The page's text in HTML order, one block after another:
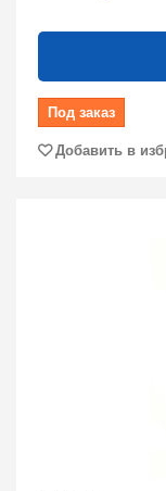
Под заказ
Добавить в